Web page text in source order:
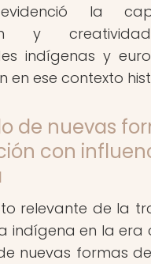
la
y
indígenas y
en ese contexto
de nuevas
con
relevante de la
indígena en la era
nuevas formas